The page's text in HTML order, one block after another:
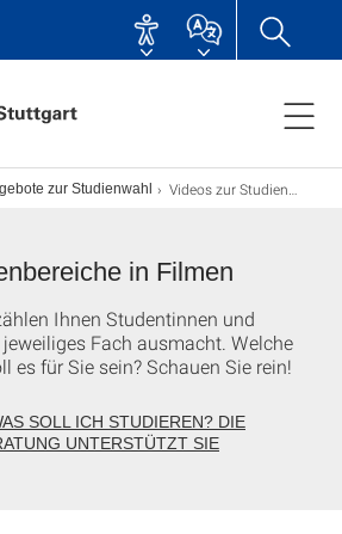
zur Studienwahl Videos zur Studienwahl
in Filmen
Ihnen Studentinnen und
Fach ausmacht. Welche
es für Sie sein? Schauen Sie rein!
SOLL ICH STUDIEREN? DIE
UNTERSTÜTZT SIE